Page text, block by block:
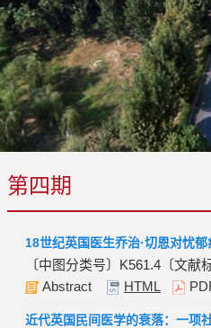
第四期
18世纪英国医生乔治·切恩对忧
〔中图分类号〕K561.4〔文
Abstract
HTML
近代英国民间医学的衰落：一项